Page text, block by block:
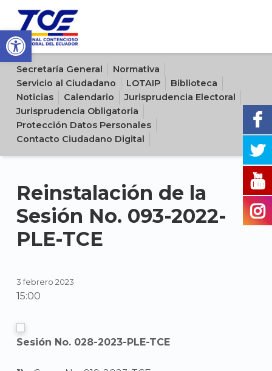
Open toolbar
Sitio oficial del Tribunal Contencioso Electoral del Ecuador
Secretaría General
Normativa
Servicio al Ciudadano
LOTAIP
Biblioteca
Noticias
Calendario
Jurisprudencia Electoral
Jurisprudencia Obligatoria
Protección Datos Personales
Contacto Ciudadano Digital
Reinstalación de la
Sesión No. 093-2022-
PLE-TCE
3 febrero 2023
15:00
Sesión No. 028-2023-PLE-TCE